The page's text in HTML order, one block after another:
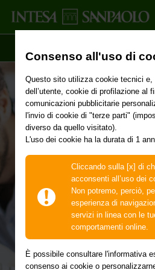
Consenso all'uso di
Questo sito utilizza cookie tecnici e,
dell’utente, cookie di profilazione al
comunicazioni pubblicitarie
l'invio di cookie di "terze parti"
diverso da quello visitato).
L'uso dei cookie ha la durata di 1
Cliccando sulla [x] di
acconsenti all’uso dei
Non potremo, perciò,
esperienza di
servizi in linea con le
comportamenti online.
È possibile consultare l'informativa
consenso ai cookie o
Il nostro
per
giorno un